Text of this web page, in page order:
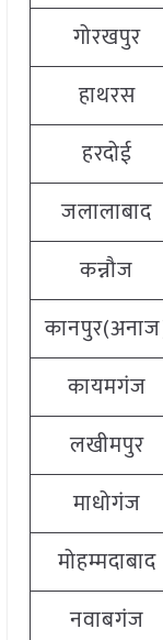
गोरखपुर
हाथरस
हरदोई
जलालाबाद
कन्नौज
कायमगंज
लखीमपुर
माधोगंज
मोहम्मदाबाद
नवाबगंज